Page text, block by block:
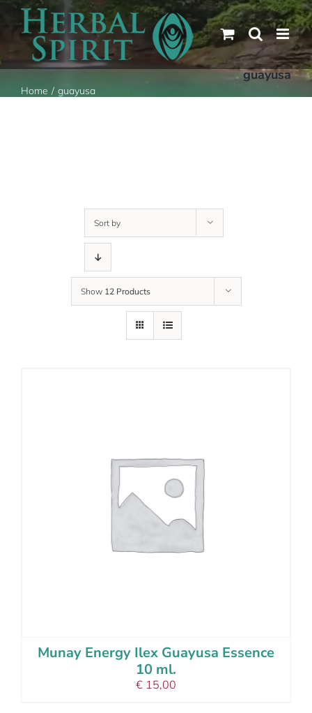
Skip
content
guayusa
Home guayusa
Sort by
Show 12 Products
details
Munay Energy Ilex Guayusa Essence
10 ml.
€ 15,00